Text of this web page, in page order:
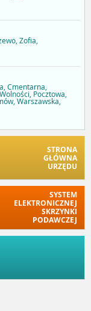
Zofia,
Cmentarna,
Pocztowa,
Warszawska,
STRONA
GŁÓWNA
URZĘDU
SYSTEM
ELEKTRONICZNEJ
SKRZYNKI
PODAWCZEJ